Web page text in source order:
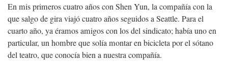
En mis primeros cuatro años con Shen Yun, la compañía con la
que salgo de gira viajó cuatro años seguidos a Seattle. Para el
cuarto año, ya éramos amigos con los del sindicato; había uno en
particular, un hombre que solía montar en bicicleta por el sótano
del teatro, que conocía bien a nuestra compañía.